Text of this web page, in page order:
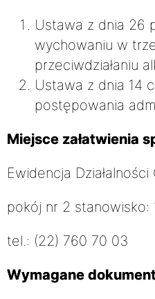
Ustawa z dnia 26
wychowaniu w
przeciwdziałaniu
Ustawa z dnia 14
postępowania
Miejsce załatwienia
Ewidencja
pokój nr 2 stanowisko:
tel.: (22) 760 70 03
Wymagane